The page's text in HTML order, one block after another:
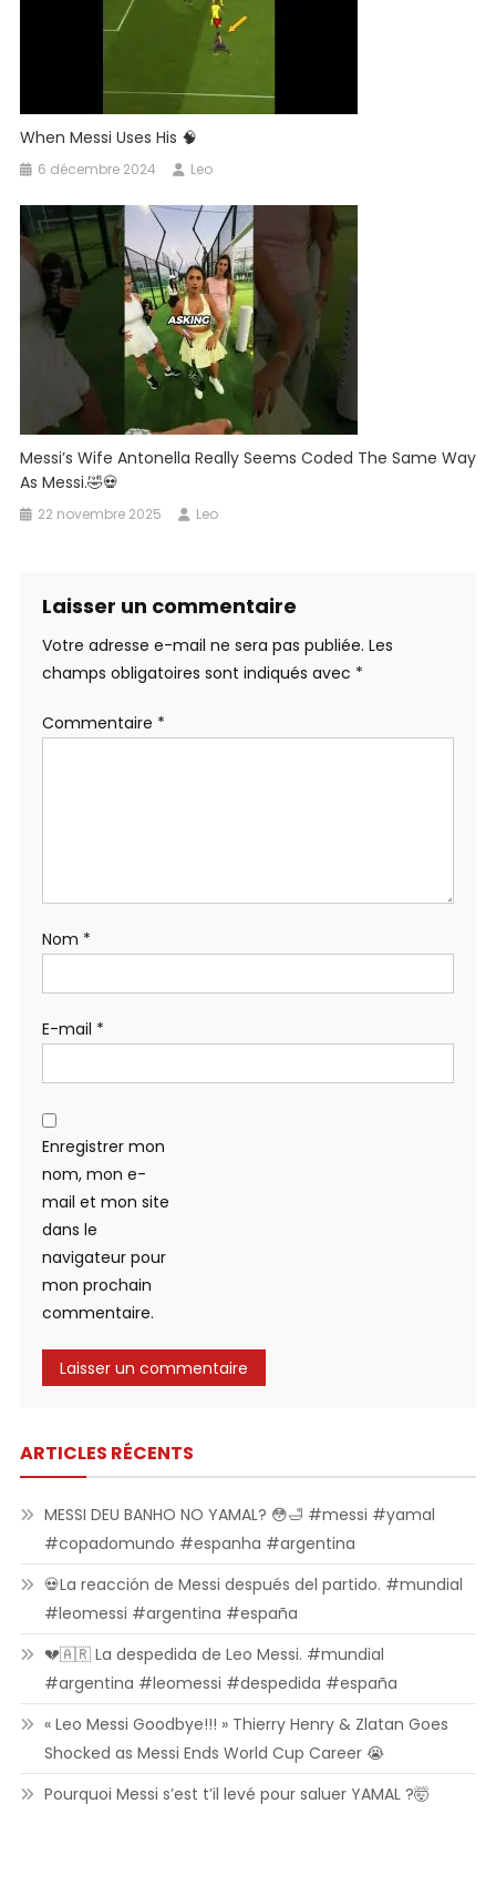
When Messi Uses His 🧠
6 décembre 2024 Leo
Messi’s Wife Antonella Really Seems Coded The Same Way
As Messi.🤣💀
22 novembre 2025 Leo
Laisser un commentaire
Votre adresse e-mail ne sera pas publiée. Les
champs obligatoires sont indiqués avec *
Commentaire *
Nom *
E-mail *
Enregistrer mon
nom, mon e-
mail et mon site
dans le
navigateur pour
mon prochain
commentaire.
ARTICLES RÉCENTS
MESSI DEU BANHO NO YAMAL? 😳🛁 #messi #yamal
#copadomundo #espanha #argentina
💀La reacción de Messi después del partido. #mundial
#leomessi #argentina #españa
💔🇦🇷 La despedida de Leo Messi. #mundial
#argentina #leomessi #despedida #españa
« Leo Messi Goodbye!!! » Thierry Henry & Zlatan Goes
Shocked as Messi Ends World Cup Career 😭
Pourquoi Messi s’est t’il levé pour saluer YAMAL ?🤯